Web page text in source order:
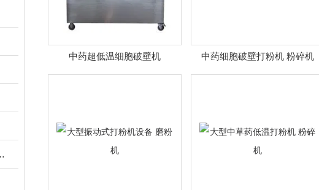
碎机设备
中药超低温细胞破壁机 中药细胞破壁打粉机 粉碎机